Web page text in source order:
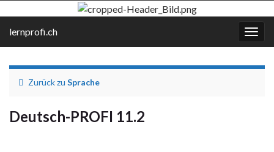
lernprofi.ch
Zurück zu Sprache
Deutsch-PROFI 11.2